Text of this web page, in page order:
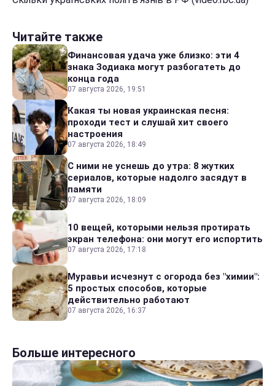
Читайте также
Финансовая удача уже близко: эти 4
знака Зодиака могут разбогатеть до
конца года
07 августа 2026, 19:51
Какая ты новая украинская песня:
проходи тест и слушай хит своего
настроения
07 августа 2026, 18:49
С ними не уснешь до утра: 8 жутких
сериалов, которые надолго засядут в
памяти
07 августа 2026, 18:09
10 вещей, которыми нельзя протирать
экран телефона: они могут его испортить
07 августа 2026, 17:18
Муравьи исчезнут с огорода без "химии":
5 простых способов, которые
действительно работают
07 августа 2026, 16:37
Больше интересного